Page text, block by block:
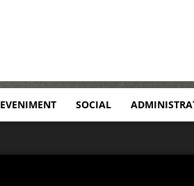
EVENIMENT SOCIAL